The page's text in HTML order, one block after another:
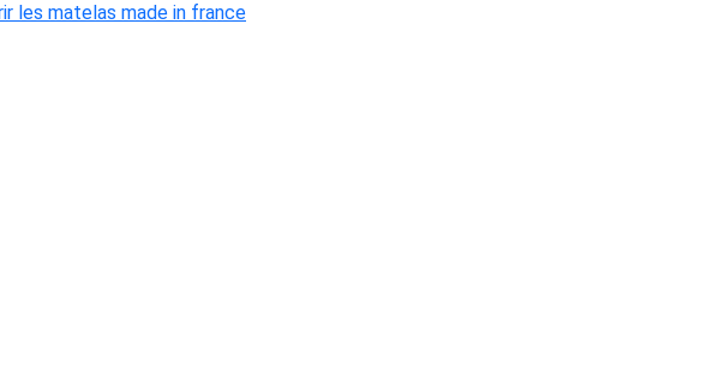
les matelas made in france